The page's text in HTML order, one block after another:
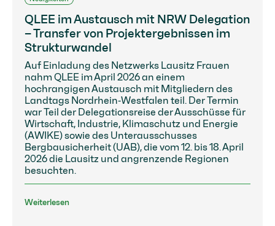
QLEE im Austausch mit NRW Delegation
– Transfer von Projektergebnissen im
Strukturwandel
Auf Einladung des Netzwerks Lausitz Frauen
nahm QLEE im April 2026 an einem
hochrangigen Austausch mit Mitgliedern des
Landtags Nordrhein‑Westfalen teil. Der Termin
war Teil der Delegationsreise der Ausschüsse für
Wirtschaft, Industrie, Klimaschutz und Energie
(AWIKE) sowie des Unterausschusses
Bergbausicherheit (UAB), die vom 12. bis 18. April
2026 die Lausitz und angrenzende Regionen
besuchten.
Weiterlesen